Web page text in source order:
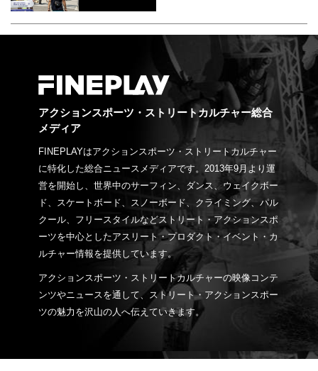
アクションスポーツ・ストリートカルチャー総合
メディア
FINEPLAYはアクションスポーツ・ストリートカルチャー
に特化した総合ニュースメディアです。2013年9月より運
営を開始し、世界中のサーフィン、ダンス、ウェイクボー
ド、スケートボード、スノーボード、クライミング、パル
クール、フリースタイルなどストリート・アクションスポ
ーツを中心としたアスリート・プロダクト・イベント・カ
ルチャー情報を提供しています。
アクションスポーツ・ストリートカルチャーの映像コンテ
ンツやニュースを通して、ストリート・アクションスポー
ツの魅力を沢山の人へ伝えていきます。